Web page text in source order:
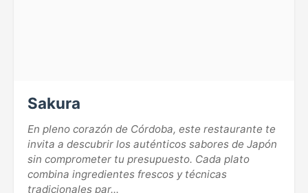
Sakura
En pleno corazón de Córdoba, este restaurante te
invita a descubrir los auténticos sabores de Japón
sin comprometer tu presupuesto. Cada plato
combina ingredientes frescos y técnicas
tradicionales par...